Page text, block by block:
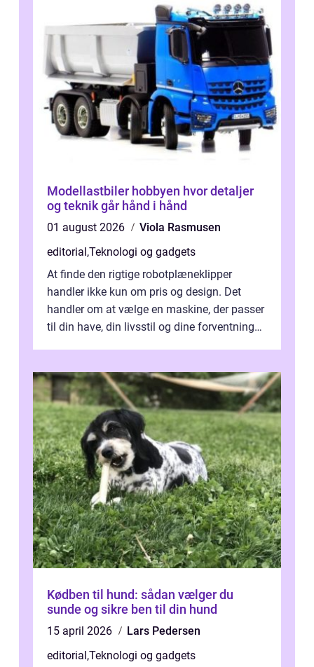
Modellastbiler hobbyen hvor detaljer
og teknik går hånd i hånd
01 august 2026
Viola Rasmusen
editorial ,Teknologi og gadgets
At finde den rigtige robotplæneklipper
handler ikke kun om pris og design. Det
handler om at vælge en maskine, der passer
til din have, din livsstil og dine forventninger.
Kødben til hund: sådan vælger du
sunde og sikre ben til din hund
15 april 2026
Lars Pedersen
editorial ,Teknologi og gadgets